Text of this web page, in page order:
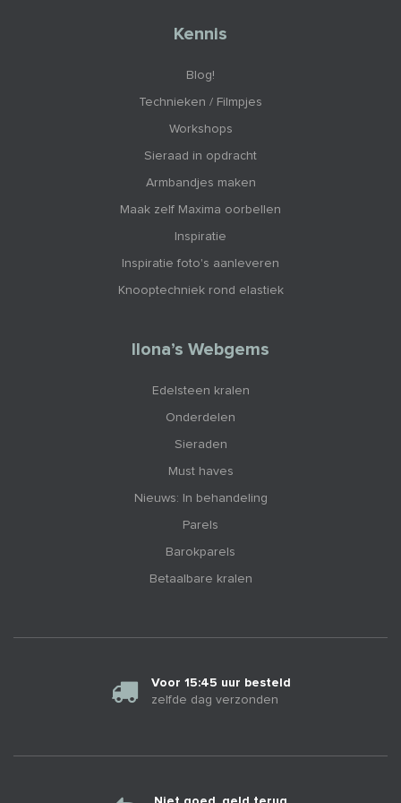
Kennis
Blog!
Technieken / Filmpjes
Workshops
Sieraad in opdracht
Armbandjes maken
Maak zelf Maxima oorbellen
Inspiratie
Inspiratie foto's aanleveren
Knooptechniek rond elastiek
Ilona’s Webgems
Edelsteen kralen
Onderdelen
Sieraden
Must haves
Nieuws: In behandeling
Parels
Barokparels
Betaalbare kralen
Voor 15:45 uur besteld
zelfde dag verzonden